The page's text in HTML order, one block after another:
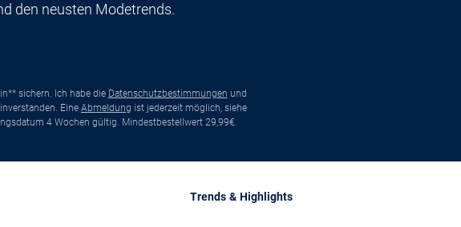
den neusten Modetrends.
sichern. Ich habe die Datenschutzbestimmungen und
Eine Abmeldung ist jederzeit möglich, siehe
4 Wochen gültig. Mindestbestellwert 29,99€.
Trends & Highlights